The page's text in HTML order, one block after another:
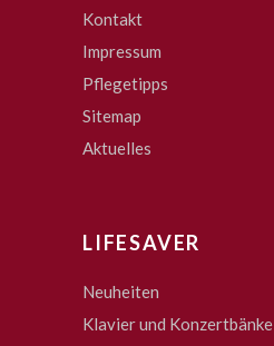
Kontakt
Impressum
Pflegetipps
Sitemap
Aktuelles
LIFESAVER
Neuheiten
Klavier und Konzertbänke